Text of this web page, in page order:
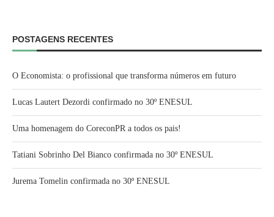
POSTAGENS RECENTES
O Economista: o profissional que transforma números em futuro
Lucas Lautert Dezordi confirmado no 30º ENESUL
Uma homenagem do CoreconPR a todos os pais!
Tatiani Sobrinho Del Bianco confirmada no 30º ENESUL
Jurema Tomelin confirmada no 30º ENESUL